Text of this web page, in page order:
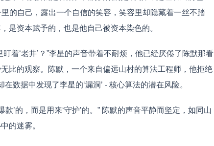
里的自己，露出一个自信的笑容，笑容里却隐藏着一丝不踏
是资本赋予的，也是他自己被资本染色的。
盯着‘老井’？”李星的声音带着不耐烦，他已经厌倦了陈默那看
比的观察。陈默，一个来自偏远山村的算法工程师，他拒绝
在数据中发现了李星的‘漏洞’ - 核心算法的潜在风险。
款’的，而是用来‘守护’的。” 陈默的声音平静而坚定，如同山
的迷雾。